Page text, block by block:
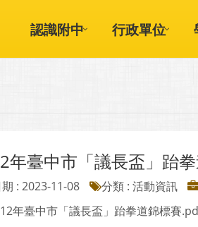
認識附中 行政單位
年臺中市「議長盃」跆
: 2023-11-08 分類 : 活動資訊
年臺中市「議長盃」跆拳道錦標賽